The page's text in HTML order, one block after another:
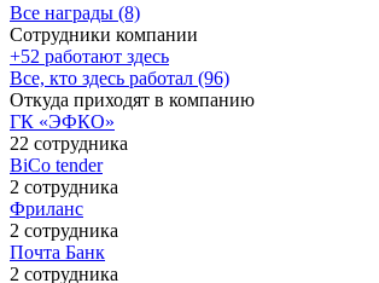
Все награды (8)
Сотрудники компании
+52 работают здесь
Все, кто здесь работал (96)
Откуда приходят в компанию
ГК «ЭФКО»
22 сотрудника
BiCo tender
2 сотрудника
Фриланс
2 сотрудника
Почта Банк
2 сотрудника